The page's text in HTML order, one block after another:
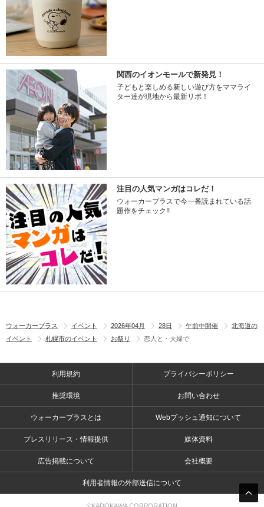
関西のイオンモールで新発見！
子どもと楽しめる新しい遊び方をママライ
ター達が現地から最新リポ！
注目の人気マンガはコレだ！
ウォーカープラスで今一番読まれている話
題作をチェック!!
ウォーカープラス イベント 2026年04月 28日 午前中開催
北海道の
イベント
札幌市のイベント お祭り 恋人と・夫婦で
利用規約 プライバシーポリシー
推奨環境 お問い合わせ
ウォーカープラスとは Webプッシュ通知について
プレスリリース・情報提供 媒体資料
広告掲載について 会社概要
利用者情報の外部送信について
©KADOKAWA CORPORATION